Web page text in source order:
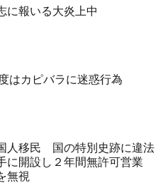
に報いる大炎上中
はカピバラに迷惑行為
人移民 国の特別史跡に違法
に開設し２年間無許可営業
無視